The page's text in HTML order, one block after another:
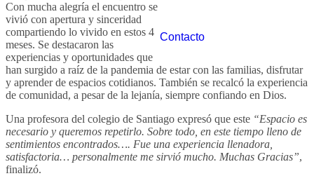
Contacto
Con mucha alegría el encuentro se
vivió con apertura y sinceridad
compartiendo lo vivido en estos 4
meses. Se destacaron las
experiencias y oportunidades que
han surgido a raíz de la pandemia de estar con las familias, disfrutar
y aprender de espacios cotidianos. También se recalcó la experiencia
de comunidad, a pesar de la lejanía, siempre confiando en Dios.
Una profesora del colegio de Santiago expresó que este “Espacio es
necesario y queremos repetirlo. Sobre todo, en este tiempo lleno de
sentimientos encontrados…. Fue una experiencia llenadora,
satisfactoria… personalmente me sirvió mucho. Muchas Gracias”,
finalizó.